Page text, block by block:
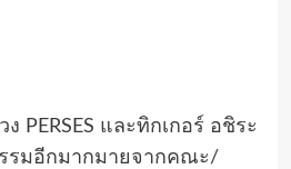
PERSES และทิกเกอร์ อชิระ
รรมอีกมากมายจากคณะ/